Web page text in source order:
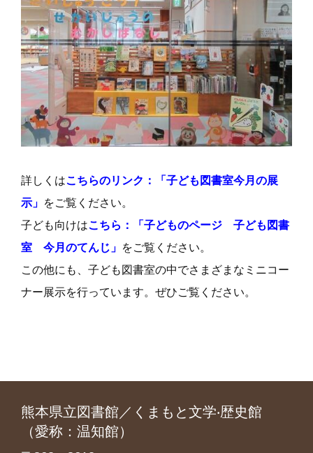
詳しくはこちらのリンク：「子ども図書室今月の展
示」 をご覧ください。
子ども向けはこちら：「子どものページ 子ども図書
室 今月のてんじ」 をご覧ください。
この他にも、子ども図書室の中でさまざまなミニコー
ナー展示を行っています。ぜひご覧ください。
熊本県立図書館／くまもと文学‧歴史館
（愛称：温知館）